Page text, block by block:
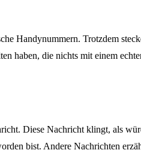
Handynummern. Trotzdem
haben, die nichts mit einem
Diese Nachricht klingt, als
bist. Andere Nachrichten